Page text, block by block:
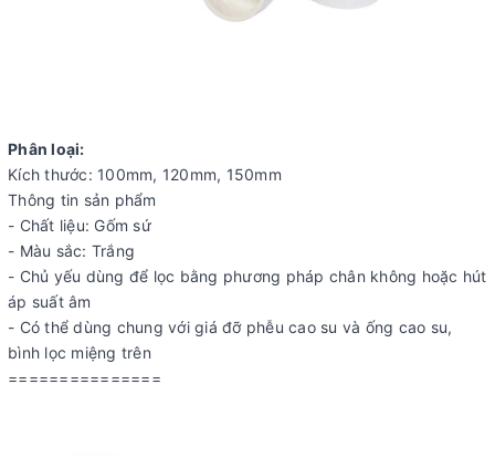
Phân loại:
Kích thước: 100mm, 120mm, 150mm
Thông tin sản phẩm
- Chất liệu: Gốm sứ
- Màu sắc: Trắng
- Chủ yếu dùng để lọc bằng phương pháp chân không hoặc hút
áp suất âm
- Có thể dùng chung với giá đỡ phễu cao su và ống cao su,
bình lọc miệng trên
===============